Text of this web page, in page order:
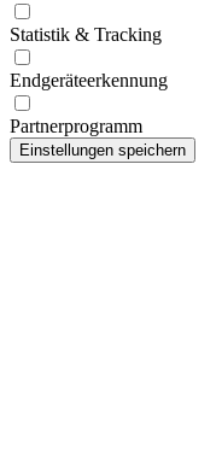
Statistik & Tracking
Endgeräteerkennung
Partnerprogramm